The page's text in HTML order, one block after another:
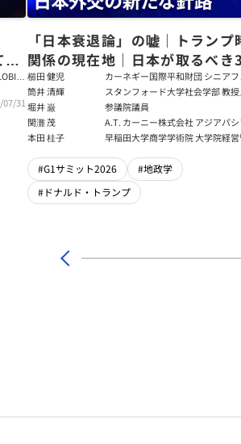
07/31
「日本衰退論」の嘘｜トランプ
関係の現在地｜日本が取るべき
戦略【櫛田健児×関灘茂×堀
輝】
櫛田 健児
カーネギー国際平和財団 シニアフ
ラムディレクター
筒井 清輝
スタンフォード大学社会学部 教授
大学アジア太平洋研究センター 所
フェロー
堀井 巌
参議院議員
関灘 茂
A.T. カーニー株式会社 アジアパシ
本法人会長
本田 桂子 早稲田大学商学学術院 大学院経
#G1サミット2026
#地政学
#ドナルド・トランプ